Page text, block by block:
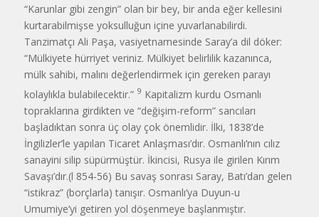
“Karunlar gibi zengin” olan bir bey, bir anda eğer kellesini
kurtara­bilmişse yoksulluğun içine yuvarlanabilirdi.
Tanzimatçı Ali Paşa, vasiyet­namesinde Saray’a dil döker:
“Mülkiyete hürriyet veriniz. Mülkiyet belirlilik kazanınca,
mülk sahibi, malını değer­lendirmek için gereken parayı
kolaylıkla bulabilecektir.” 9 Kapitalizm kurdu Osmanlı
topraklarına girdikten ve “değişim-reform” sancıları
başladıktan sonra üç olay çok önemlidir. İlki, 1838’de
İngilizler’le yapılan Ticaret Anlaşması’dır. Osmanlı’nın cılız
sanayini silip süpürmüştür. İkincisi, Rusya ile gi­rilen Kırım
Savaşı’dır.(l 854-56) Bu savaş sonrası Saray, Batı’dan gelen
“istikraz” (borçlarla) tanışır. Osmanlı’ya Duyun-u
Umumiye’yi getiren yol döşenmeye başlanmıştır.